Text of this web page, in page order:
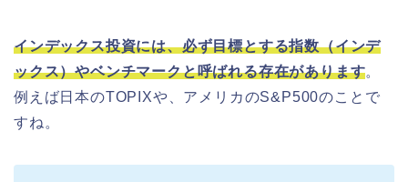
インデックス投資には、必ず目標とする指数（インデ
ックス）やベンチマークと呼ばれる存在があります。
例えば日本のTOPIXや、アメリカのS&P500のことで
すね。